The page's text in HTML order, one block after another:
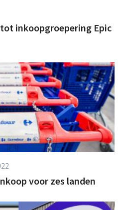
inkoopgroepering Epic
voor zes landen